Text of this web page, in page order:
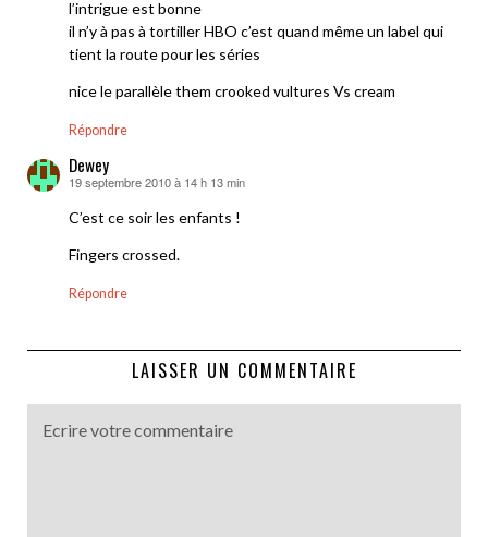
l’intrigue est bonne
il n’y à pas à tortiller HBO c’est quand même un label qui
tient la route pour les séries
nice le parallèle them crooked vultures Vs cream
Répondre
Dewey
dit :
19 septembre 2010 à 14 h 13 min
C’est ce soir les enfants !
Fingers crossed.
Répondre
LAISSER UN COMMENTAIRE